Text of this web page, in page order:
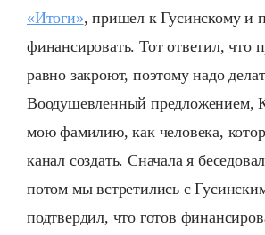
«Итоги», пришел к Гусинскому и
финансировать. Тот ответил, что
равно закроют, поэтому надо
Воодушевленный предложением,
мою фамилию, как человека,
канал создать. Сначала я
потом мы встретились с
подтвердил, что готов